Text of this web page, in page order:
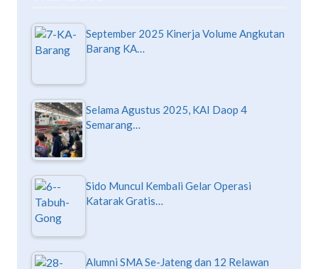
September 2025 Kinerja Volume Angkutan
Barang KA…
Selama Agustus 2025, KAI Daop 4
Semarang…
Sido Muncul Kembali Gelar Operasi
Katarak Gratis…
Alumni SMA Se-Jateng dan 12 Relawan